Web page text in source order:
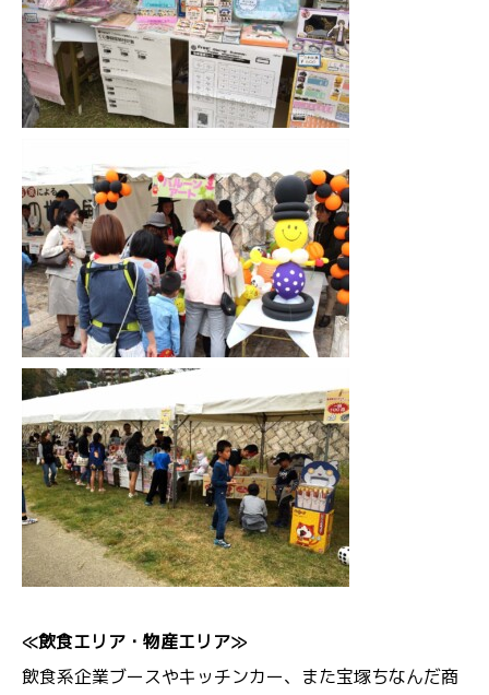
≪飲食エリア・物産エリア≫
飲食系企業ブースやキッチンカー、また宝塚ちなんだ商